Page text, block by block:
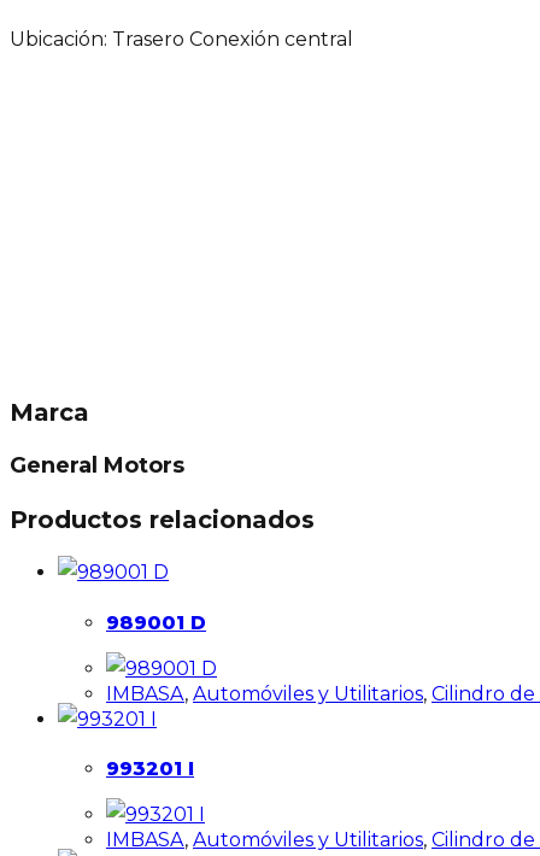
Ubicación: Trasero Conexión central
Marca
General Motors
Productos relacionados
989001 D
IMBASA, Automóviles y Utilitarios, Cilindro
993201 I
IMBASA, Automóviles y Utilitarios, Cilindro